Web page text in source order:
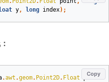
y, long index) ;
Copy
.awt .geom. Point2D. Float point1 ,